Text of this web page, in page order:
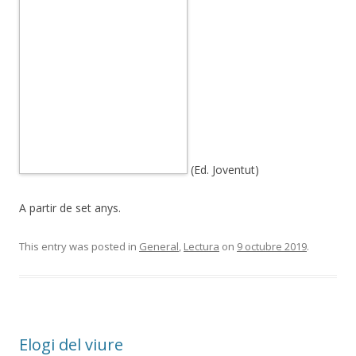
(Ed. Joventut)
A partir de set anys.
This entry was posted in General Lectura on 9 octubre 2019.
Elogi del viure